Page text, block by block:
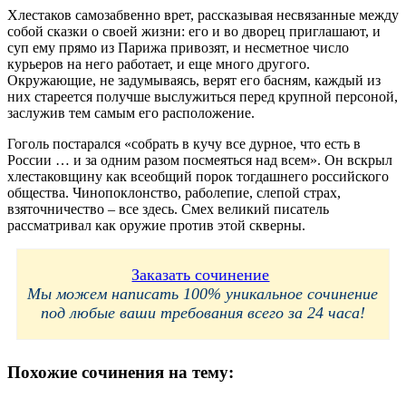
Хлестаков самозабвенно врет, рассказывая несвязанные между
собой сказки о своей жизни: его и во дворец приглашают, и
суп ему прямо из Парижа привозят, и несметное число
курьеров на него работает, и еще много другого.
Окружающие, не задумываясь, верят его басням, каждый из
них стареется получше выслужиться перед крупной персоной,
заслужив тем самым его расположение.
Гоголь постарался «собрать в кучу все дурное, что есть в
России … и за одним разом посмеяться над всем». Он вскрыл
хлестаковщину как всеобщий порок тогдашнего российского
общества. Чинопоклонство, раболепие, слепой страх,
взяточничество – все здесь. Смех великий писатель
рассматривал как оружие против этой скверны.
Заказать сочинение
Мы можем написать 100% уникальное сочинение
под любые ваши требования всего за 24 часа!
Похожие сочинения на тему: